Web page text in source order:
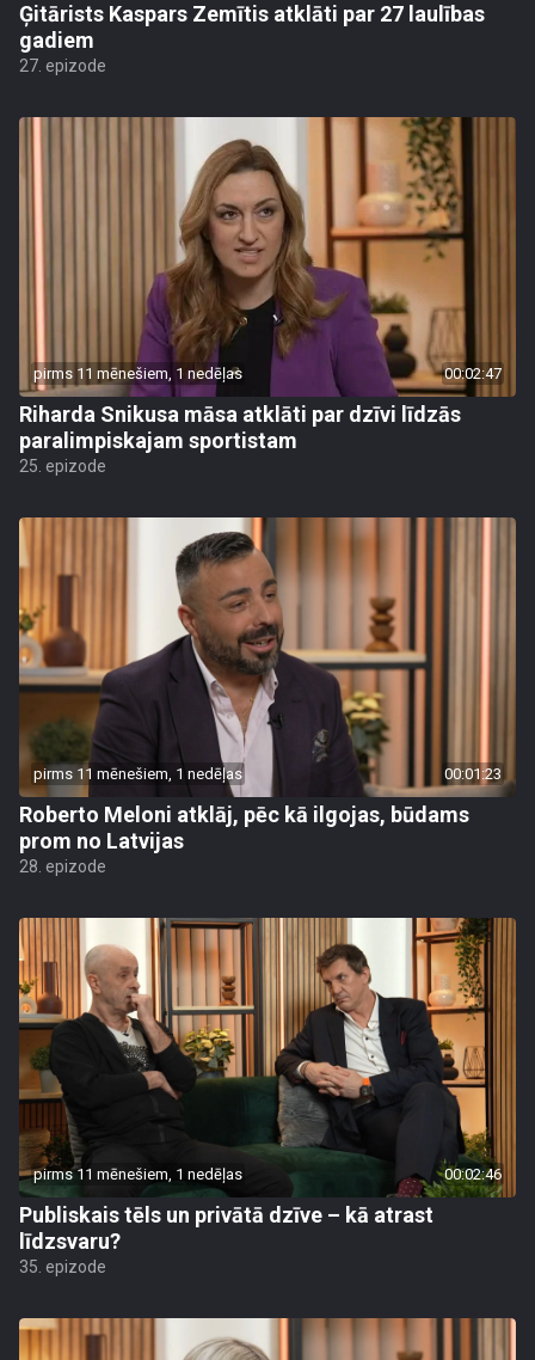
Ģitārists Kaspars Zemītis atklāti par 27 laulības
gadiem
27. epizode
pirms 11 mēnešiem, 1 nedēļas 00:02:47
Riharda Snikusa māsa atklāti par dzīvi līdzās
paralimpiskajam sportistam
25. epizode
pirms 11 mēnešiem, 1 nedēļas 00:01:23
Roberto Meloni atklāj, pēc kā ilgojas, būdams
prom no Latvijas
28. epizode
pirms 11 mēnešiem, 1 nedēļas 00:02:46
Publiskais tēls un privātā dzīve – kā atrast
līdzsvaru?
35. epizode